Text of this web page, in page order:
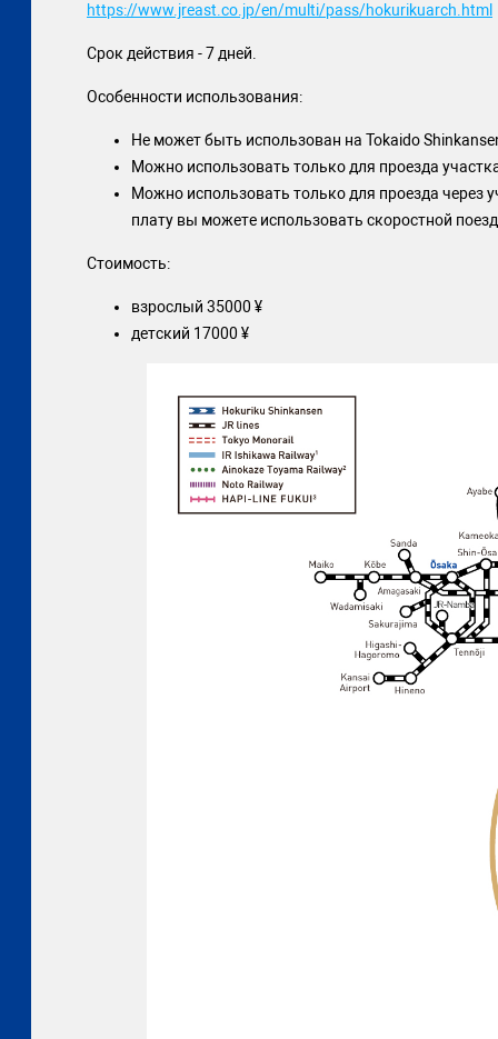
https://www.jreast.co.jp/en/multi/pass/hokurikuarch.html
Срок действия - 7 дней.
Особенности использования:
Не может быть использован на Tokaido
Можно использовать только для проезда
Можно использовать только для проезда через
плату вы можете использовать скоростной
Стоимость:
взрослый 35000 ¥
детский 17000 ¥